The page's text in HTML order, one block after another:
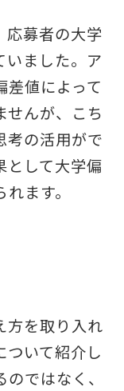
応募者の大学
いました。ア
差値によって
せんが、こち
考の活用がで
として大学偏
ます。
方を取り入れ
ついて紹介し
ではなく、